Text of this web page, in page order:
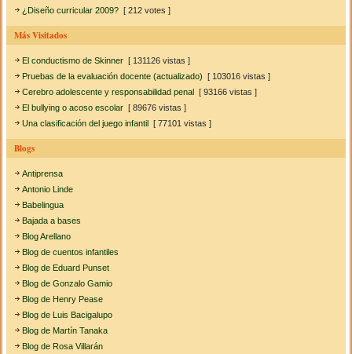
¿Diseño curricular 2009? [ 212 votes ]
Más Visitados
El conductismo de Skinner [ 131126 vistas ]
Pruebas de la evaluación docente (actualizado) [ 103016 vistas ]
Cerebro adolescente y responsabilidad penal [ 93166 vistas ]
El bullying o acoso escolar [ 89676 vistas ]
Una clasificación del juego infantil [ 77101 vistas ]
Blogs
Antiprensa
Antonio Linde
Babelingua
Bajada a bases
Blog Arellano
Blog de cuentos infantiles
Blog de Eduard Punset
Blog de Gonzalo Gamio
Blog de Henry Pease
Blog de Luis Bacigalupo
Blog de Martín Tanaka
Blog de Rosa Villarán